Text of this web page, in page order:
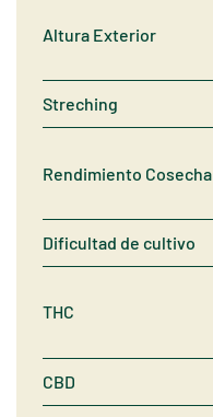
Altura Exterior
Streching
Rendimiento Cosecha
Dificultad de cultivo
THC
CBD